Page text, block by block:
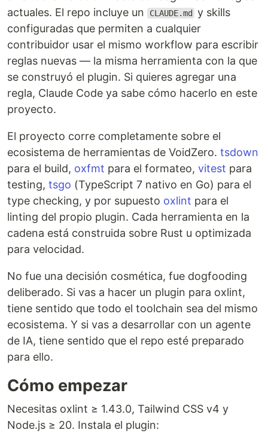
actuales. El repo incluye un
CLAUDE.md
y skills
configuradas que permiten a cualquier
contribuidor usar el mismo workflow para escribir
reglas nuevas — la misma herramienta con la que
se construyó el plugin. Si quieres agregar una
regla, Claude Code ya sabe cómo hacerlo en este
proyecto.
El proyecto corre completamente sobre el
ecosistema de herramientas de VoidZero. tsdown
para el build, oxfmt para el formateo, vitest para
testing, tsgo (TypeScript 7 nativo en Go) para el
type checking, y por supuesto oxlint para el
linting del propio plugin. Cada herramienta en la
cadena está construida sobre Rust u optimizada
para velocidad.
No fue una decisión cosmética, fue dogfooding
deliberado. Si vas a hacer un plugin para oxlint,
tiene sentido que todo el toolchain sea del mismo
ecosistema. Y si vas a desarrollar con un agente
de IA, tiene sentido que el repo esté preparado
para ello.
Cómo empezar
Necesitas oxlint ≥ 1.43.0, Tailwind CSS v4 y
Node.js ≥ 20. Instala el plugin: